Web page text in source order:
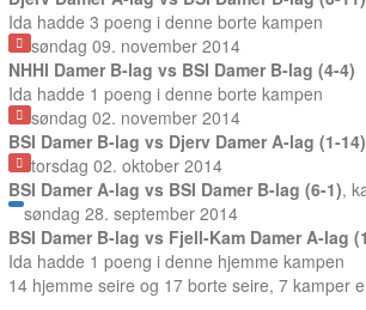
Ida hadde 3 poeng i denne borte kampen
søndag 09. november 2014
NHHI Damer B-lag vs BSI Damer B-lag (4-4)
Ida hadde 1 poeng i denne borte kampen
søndag 02. november 2014
BSI Damer B-lag vs Djerv Damer A-lag (1-14)
torsdag 02. oktober 2014
BSI Damer A-lag vs BSI Damer B-lag (6-1),
søndag 28. september 2014
BSI Damer B-lag vs Fjell-Kam Damer A-lag
Ida hadde 1 poeng i denne hjemme kampen
14 hjemme seire og 17 borte seire, 7 kamper